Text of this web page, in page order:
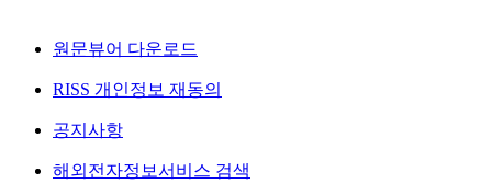
원문뷰어 다운로드
RISS 개인정보 재동의
공지사항
해외전자정보서비스 검색